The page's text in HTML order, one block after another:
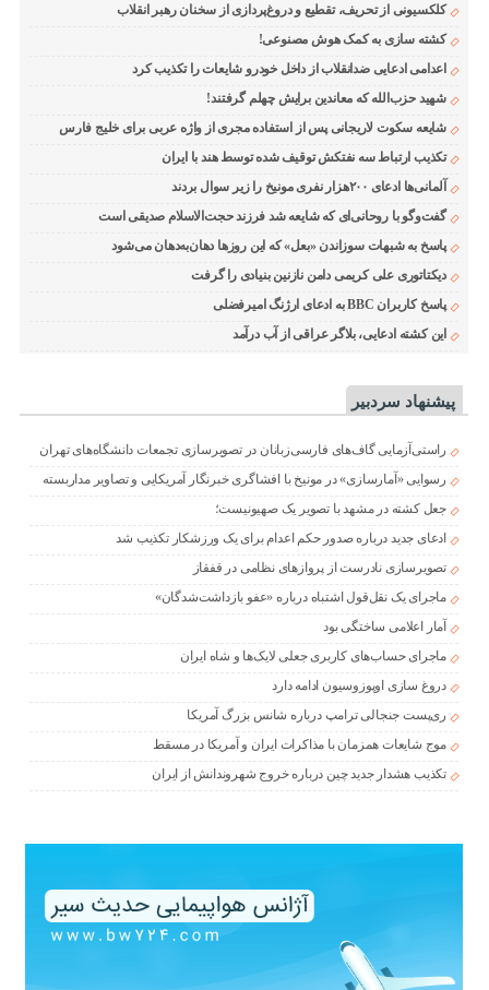
کلکسیونی از تحریف، تقطیع و دروغ‌پردازی از سخنان رهبر انقلاب
کشته سازی به کمک هوش مصنوعی!
اعدامی ادعایی ضدانقلاب از داخل خودرو شایعات را تکذیب کرد
شهید حزب‌الله که معاندین برایش چهلم گرفتند!
شایعه سکوت لاریجانی پس از استفاده مجری از واژه عربی برای خلیج فارس
تکذیب ارتباط سه نفتکش توقیف شده توسط هند با ایران
آلمانی‌ها ادعای ۲۰۰هزار نفری مونیخ را زیر سوال بردند
گفت‌وگو با روحانی‌ای که شایعه شد فرزند حجت‌الاسلام صدیقی است
پاسخ به شبهات سوزاندن «بعل» که این روزها دهان‌به‌دهان می‌شود
دیکتاتوری علی کریمی دامن نازنین بنیادی را گرفت
پاسخ کاربران BBC به ادعای ارژنگ امیرفضلی
این کشته ادعایی، بلاگر عراقی از آب درآمد
پیشنهاد سردبیر
راستی‌آزمایی گاف‌های فارسی‌زبانان در تصویرسازی تجمعات دانشگاه‌های تهران
رسوایی «آمارسازی» در مونیخ با افشاگری خبرنگار آمریکایی و تصاویر مداربسته
جعل کشته در مشهد با تصویر یک صهیونیست؛
ادعای جدید درباره صدور حکم اعدام برای یک ورزشکار تکذیب شد
تصویرسازی نادرست از پروازهای نظامی در قفقاز
ماجرای یک نقل‌قول اشتباه درباره «عفو بازداشت‌شدگان»
آمار اعلامی ساختگی بود
ماجرای حساب‌های کاربری جعلی لایک‌ها و شاه ایران
دروغ سازی اوپوزوسیون ادامه دارد
ری‌پست جنجالی ترامپ درباره شانس بزرگ آمریکا
موج شایعات همزمان با مذاکرات ایران و آمریکا در مسقط
تکذیب هشدار جدید چین درباره خروج شهروندانش از ایران